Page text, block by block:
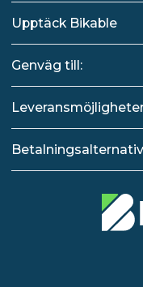
Upptäck Bikable
Genväg till:
Betalningsalternativ